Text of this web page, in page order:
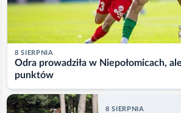
8 SIERPNIA
Odra prowadziła w Niepołomicach,
punktów
8 SIERPNIA